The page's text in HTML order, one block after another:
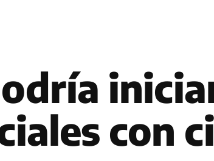
con